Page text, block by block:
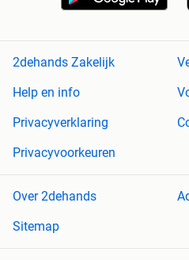
2dehands Zakelijk
Help en info
Privacyverklaring
Privacyvoorkeuren
Over 2dehands
Sitemap